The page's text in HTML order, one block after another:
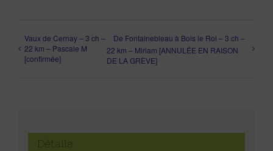
Vaux de Cernay – 3 ch –
22 km – Pascale M
[confirmée]
De Fontainebleau à Bois le Roi – 3 ch –
22 km – Miriam [ANNULÉE EN RAISON
DE LA GRÈVE]
Détails